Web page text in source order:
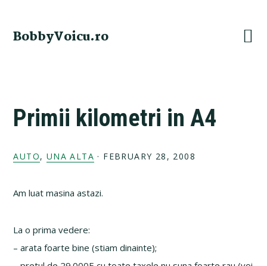
primary
main
primary
footer
BobbyVoicu.ro
Primii kilometri in A4
AUTO, UNA ALTA · FEBRUARY 28, 2008
Am luat masina astazi.
La o prima vedere:
– arata foarte bine (stiam dinainte);